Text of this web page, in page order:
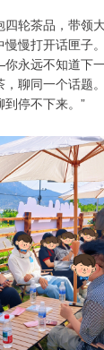
轮茶品，带领
慢打开话匣子
永远不知道下
聊同一个话题
停不下来。”